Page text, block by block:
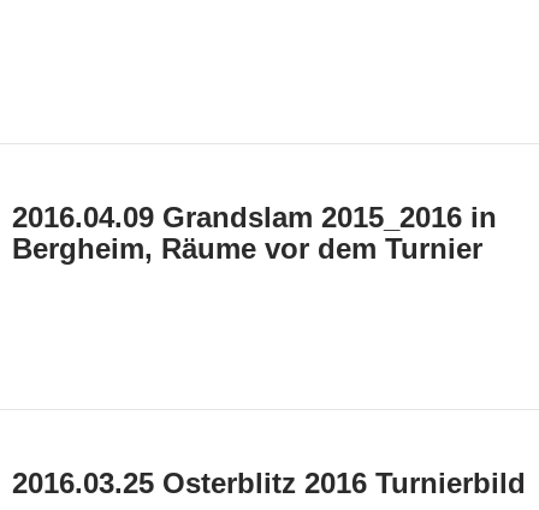
2016.04.09 Grandslam 2015_2016 in
Bergheim, Räume vor dem Turnier
2016.03.25 Osterblitz 2016 Turnierbild